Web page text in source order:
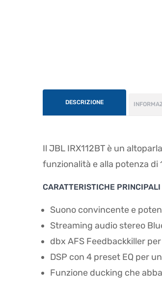
DESCRIZIONE
Il JBL IRX112BT è un
funzionalità e alla potenza
CARATTERISTICHE PRINCIPALI
Suono convincente e
Streaming audio stereo
dbx AFS Feedbackkiller
DSP con 4 preset EQ per
Funzione ducking che